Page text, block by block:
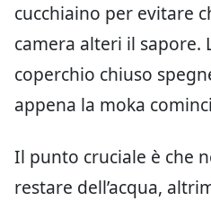
cucchiaino per evitare
camera alteri il sapore.
coperchio chiuso
appena la moka
Il punto cruciale è che
restare dell’acqua,